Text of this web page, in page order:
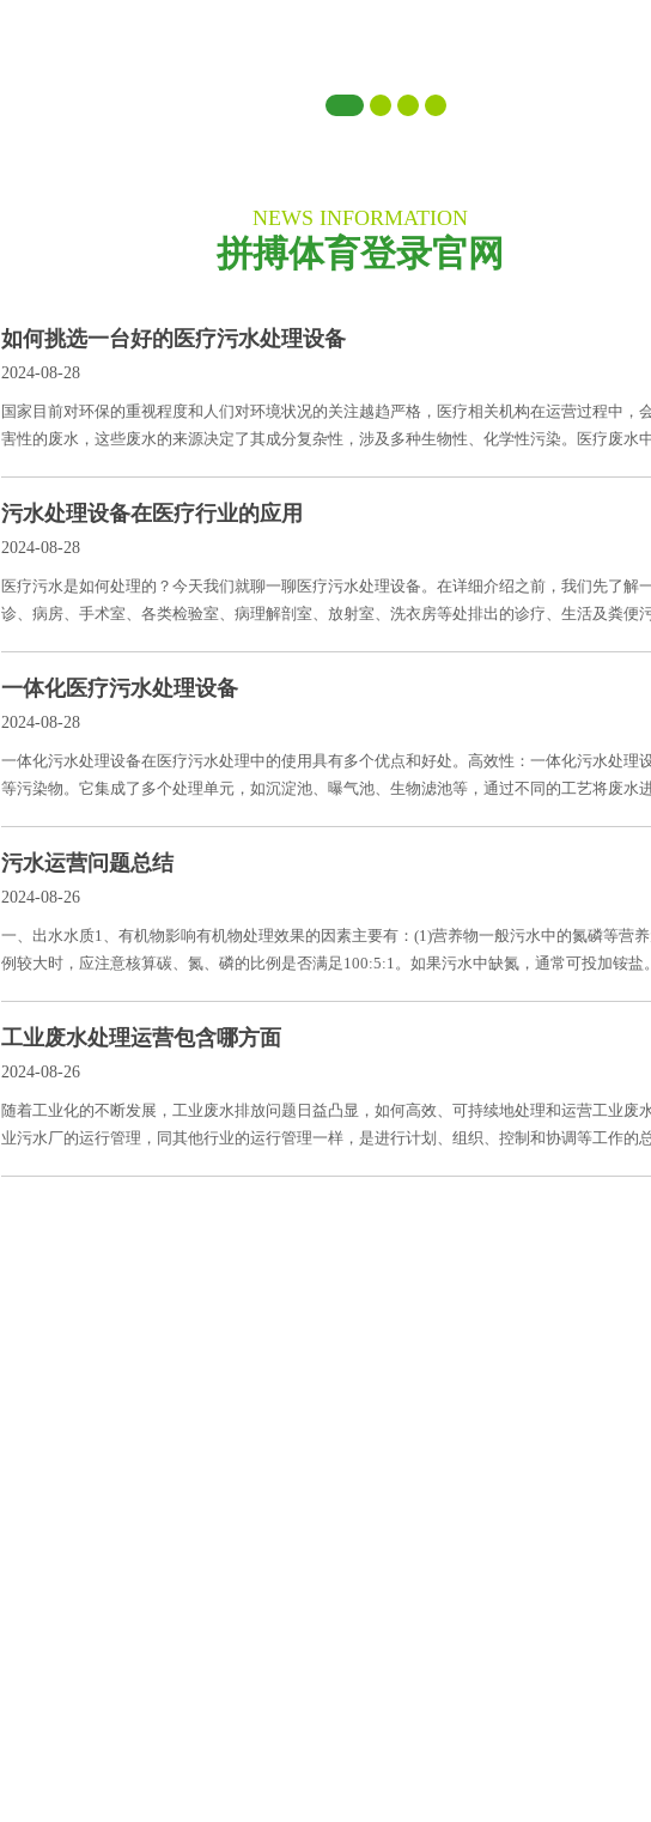
NEWS INFORMATION
拼搏体育登录官网
如何挑选一台好的医疗污水处理设备
2024-08-28
国家目前对环保的重视程度和人们对环境状况的关注越趋严格，医疗相关机构在运营过程中
害性的废水，这些废水的来源决定了其成分复杂性，涉及多种生物性、化学性污染。医疗废水
污水处理设备在医疗行业的应用
2024-08-28
医疗污水是如何处理的？今天我们就聊一聊医疗污水处理设备。在详细介绍之前，我们先了
诊、病房、手术室、各类检验室、病理解剖室、放射室、洗衣房等处排出的诊疗、生活及粪便
一体化医疗污水处理设备
2024-08-28
一体化污水处理设备在医疗污水处理中的使用具有多个优点和好处。高效性：一体化污水处
等污染物。它集成了多个处理单元，如沉淀池、曝气池、生物滤池等，通过不同的工艺将废水
污水运营问题总结
2024-08-26
一、出水水质1、有机物影响有机物处理效果的因素主要有：(1)营养物一般污水中的氮磷等营
例较大时，应注意核算碳、氮、磷的比例是否满足100:5:1。如果污水中缺氮，通常可投加铵盐
工业废水处理运营包含哪方面
2024-08-26
随着工业化的不断发展，工业废水排放问题日益凸显，如何高效、可持续地处理和运营工业
业污水厂的运行管理，同其他行业的运行管理一样，是进行计划、组织、控制和协调等工作的